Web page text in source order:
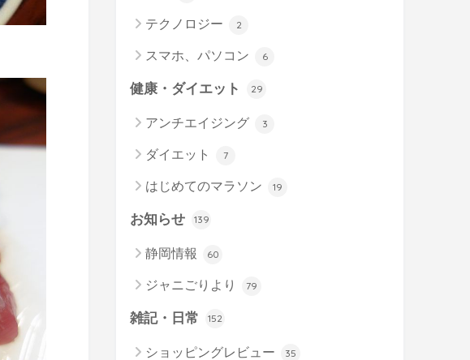
テクノロジー 2
スマホ、パソコン 6
健康・ダイエット 29
アンチエイジング 3
ダイエット 7
はじめてのマラソン 19
お知らせ 139
静岡情報 60
ジャニごりより 79
雑記・日常 152
ショッピングレビュー 35